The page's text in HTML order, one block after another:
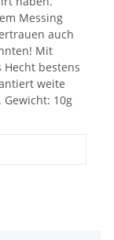
Messing
auch
Mit
bestens
weite
10g